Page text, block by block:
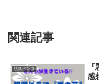
関連記事
サスペンス
感